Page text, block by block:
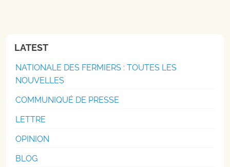
LATEST
NATIONALE DES FERMIERS : TOUTES LES
NOUVELLES
COMMUNIQUÉ DE PRESSE
LETTRE
OPINION
BLOG